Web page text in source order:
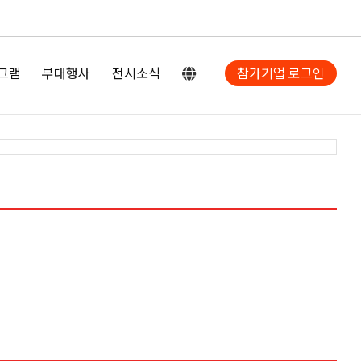
램 부대행사 전시소식 참가기업 로그인